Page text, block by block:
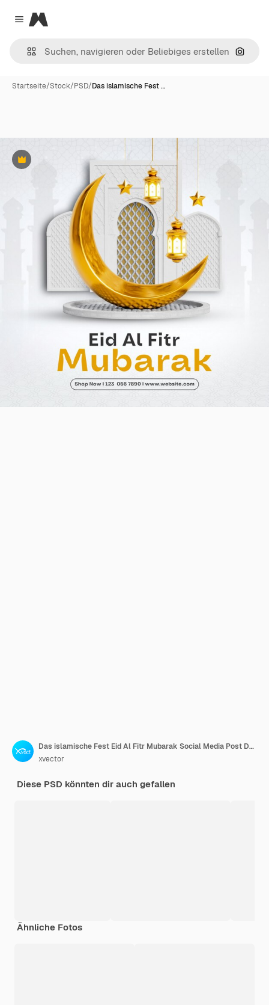
Close menu
Magnific
Nach
Startseite/Stock/PSD/Das islamische Fest …
Premium
Das islamische Fest Eid Al Fitr Mubarak Social Media Post Design Vorlage
xvector
Diese PSD könnten dir auch gefallen
Ähnliche Fotos